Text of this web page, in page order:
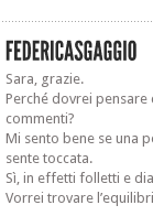
Sara, grazie.
Perché dovrei
commenti?
Mi sento bene se una
sente toccata.
Sì, in effetti folletti e
Vorrei trovare